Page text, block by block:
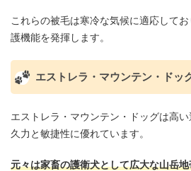
これらの被毛は寒冷な気候に適応して
護機能を発揮します。
エストレラ・マウンテン・ドッ
エストレラ・マウンテン・ドッグは高
久力と敏捷性に優れています。​
元々は家畜の護衛犬として広大な山岳